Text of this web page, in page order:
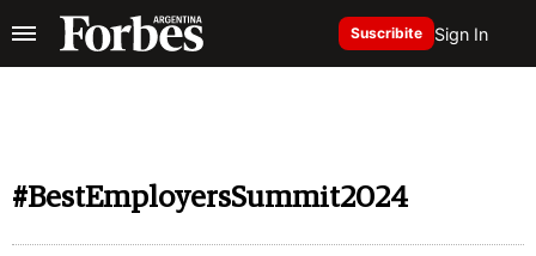
Suscribite Sign In
#BestEmployersSummit2024